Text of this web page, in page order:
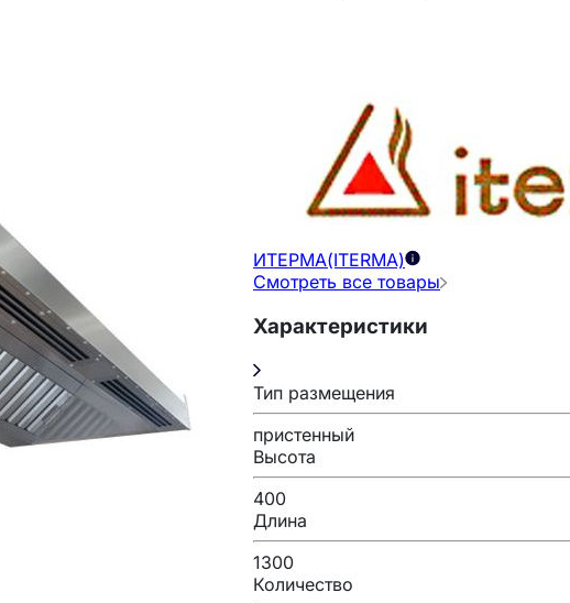
ИТЕРМА(ITERMA)
Смотреть все товары
Характеристики
Тип размещения
пристенный
Высота
400
Длина
1300
Количество